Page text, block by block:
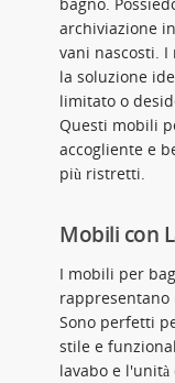
archiviazione
vani nascosti. I
la soluzione
limitato o
Questi mobili
accogliente e
più ristretti.
Mobili con
I mobili per
rappresentano
Sono perfetti
stile e
lavabo e